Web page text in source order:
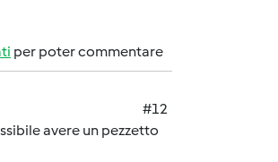
per poter commentare
#12
avere un pezzetto